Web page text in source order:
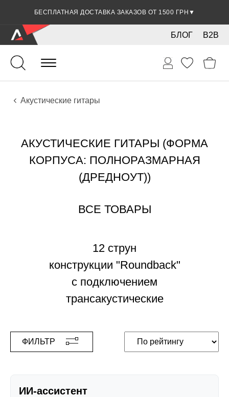
БЕСПЛАТНАЯ ДОСТАВКА ЗАКАЗОВ ОТ 1500 ГРН ▼
СКИДКА 5% ПРИ ОПЛАТЕ БАНКОВСКОЙ КАРТОЧКОЙ
B2B
БЛОГ
Гитары
Акустические инструменты
Инструменты
Акустические гитары
АКУСТИЧЕСКИЕ ГИТАРЫ (ФОРМА
КОРПУСА: ПОЛНОРАЗМАРНАЯ
(ДРЕДНОУТ))
ВСЕ ТОВАРЫ
12 струн
конструкции "Roundback"
с подключением
трансакустические
ФИЛЬТР
ИИ-ассистент